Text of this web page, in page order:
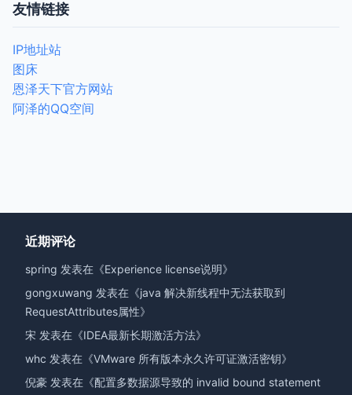
友情链接
IP地址站
图床
恩泽天下官方网站
阿泽的QQ空间
近期评论
spring 发表在《Experience license说明》
gongxuwang 发表在《java 解决新线程中无法获取到
RequestAttributes属性》
宋 发表在《IDEA最新长期激活方法》
whc 发表在《VMware 所有版本永久许可证激活密钥》
倪豪 发表在《配置多数据源导致的 invalid bound statement